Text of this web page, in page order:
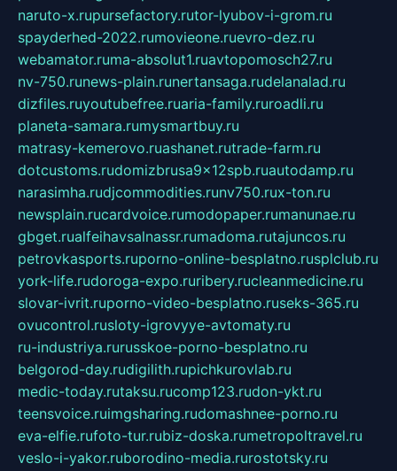
naruto-x.rupursefactory.rutor-lyubov-i-grom.ru
spayderhed-2022.rumovieone.ruevro-dez.ru
webamator.ruma-absolut1.ruavtopomosch27.ru
nv-750.runews-plain.runertansaga.rudelanalad.ru
dizfiles.ruyoutubefree.ruaria-family.ruroadli.ru
planeta-samara.rumysmartbuy.ru
matrasy-kemerovo.ruashanet.rutrade-farm.ru
dotcustoms.rudomizbrusa9x12spb.ruautodamp.ru
narasimha.rudjcommodities.runv750.rux-ton.ru
newsplain.rucardvoice.rumodopaper.rumanunae.ru
gbget.rualfeihavsalnassr.rumadoma.rutajuncos.ru
petrovkasports.ruporno-online-besplatno.rusplclub.ru
york-life.rudoroga-expo.ruribery.rucleanmedicine.ru
slovar-ivrit.ruporno-video-besplatno.ruseks-365.ru
ovucontrol.rusloty-igrovyye-avtomaty.ru
ru-industriya.rurusskoe-porno-besplatno.ru
belgorod-day.rudigilith.rupichkurovlab.ru
medic-today.rutaksu.rucomp123.rudon-ykt.ru
teensvoice.ruimgsharing.rudomashnee-porno.ru
eva-elfie.rufoto-tur.rubiz-doska.rumetropoltravel.ru
veslo-i-yakor.ruborodino-media.rurostotsky.ru